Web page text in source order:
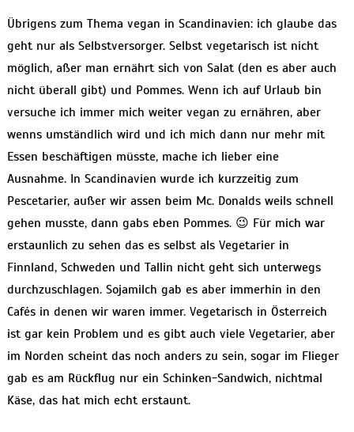
Übrigens zum Thema vegan in Scandinavien: ich glaube das
geht nur als Selbstversorger. Selbst vegetarisch ist nicht
möglich, aßer man ernährt sich von Salat (den es aber auch
nicht überall gibt) und Pommes. Wenn ich auf Urlaub bin
versuche ich immer mich weiter vegan zu ernähren, aber
wenns umständlich wird und ich mich dann nur mehr mit
Essen beschäftigen müsste, mache ich lieber eine
Ausnahme. In Scandinavien wurde ich kurzzeitig zum
Pescetarier, außer wir assen beim Mc. Donalds weils schnell
gehen musste, dann gabs eben Pommes. 😉 Für mich war
erstaunlich zu sehen das es selbst als Vegetarier in
Finnland, Schweden und Tallin nicht geht sich unterwegs
durchzuschlagen. Sojamilch gab es aber immerhin in den
Cafés in denen wir waren immer. Vegetarisch in Österreich
ist gar kein Problem und es gibt auch viele Vegetarier, aber
im Norden scheint das noch anders zu sein, sogar im Flieger
gab es am Rückflug nur ein Schinken-Sandwich, nichtmal
Käse, das hat mich echt erstaunt.